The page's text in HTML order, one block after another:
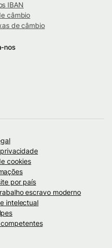
IBAN
câmbio
de câmbio
nos
cookies
por país
escravo moderno
intelectual